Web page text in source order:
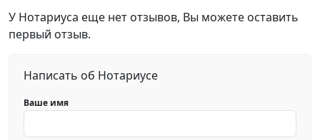
У Нотариуса еще нет отзывов, Вы можете оставить
первый отзыв.
Написать об Нотариусе
Ваше имя